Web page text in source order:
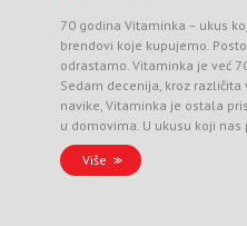
70 godina Vitaminka – ukus
brendovi koje kupujemo.
odrastamo. Vitaminka je već
Sedam decenija, kroz različita
navike, Vitaminka je ostala
u domovima. U ukusu koji
Više